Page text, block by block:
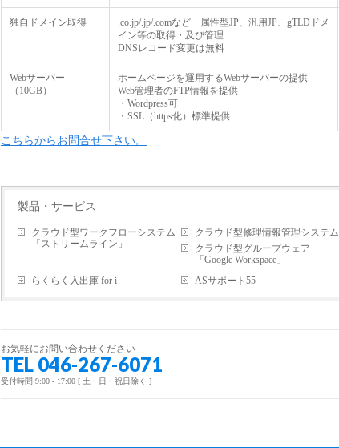
独自ドメイン取得
.co.jp/.jp/.comなど 属性型JP、汎用JP、gTLDドメ
イン等の取得・及び管理
DNSレコード変更は無料
Webサーバー
（10GB）
ホームページを運用するWebサーバーの提供
Web管理者のFTP情報を提供
・Wordpress可
・SSL（https化）標準提供
こちらからお問合せ下さい。
製品・サービス
クラウド型ワークフローシステム
「ストリームライン」
クラウド型修理情報管理システム
クラウド型グループウェア
「Google Workspace」
らくらく入出庫 for i
ASサポート55
お気軽にお問い合わせください
TEL 046-267-6071
受付時間 9:00 - 17:00 [ 土・日・祝日除く ]